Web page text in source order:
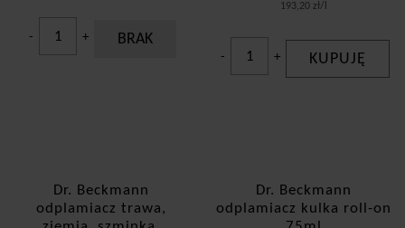
- + BRAK
193,20 zł/l
- + KUPUJĘ
Dr. Beckmann
odplamiacz trawa,
Dr. Beckmann
odplamiacz kulka roll-on